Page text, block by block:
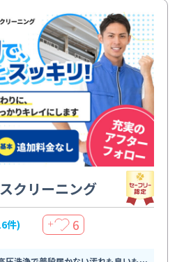
クリーニング
件) ＋ 6